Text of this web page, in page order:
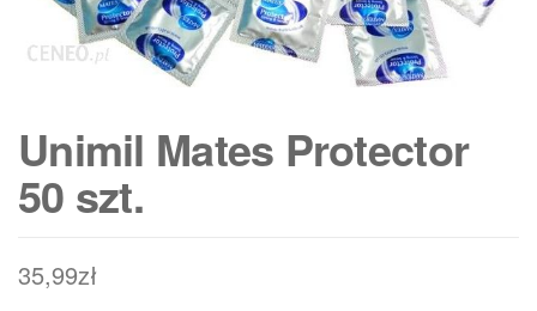
Unimil Mates Protector
50 szt.
35,99zł